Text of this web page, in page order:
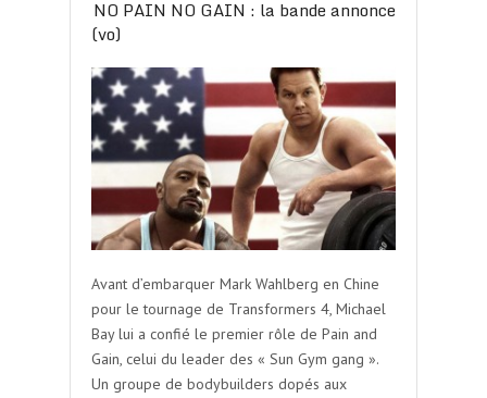
NO PAIN NO GAIN : la bande annonce
(vo)
Avant d’embarquer Mark Wahlberg en Chine
pour le tournage de Transformers 4, Michael
Bay lui a confié le premier rôle de Pain and
Gain, celui du leader des « Sun Gym gang ».
Un groupe de bodybuilders dopés aux